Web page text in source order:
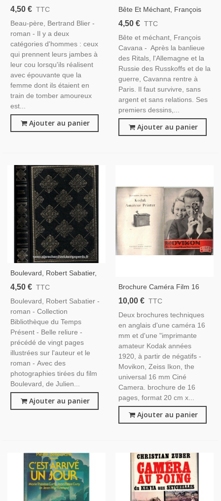
1983 - Cinéma, Patrick
4,50 € TTC
Beau-père, Bertrand Blier -
roman - Il y a deux
catégories d'hommes : ceux
qui prennent leurs jambes à
leur cou lorsqu'ils réalisent
avec épouvante que la
femme dont ils étaient en
train de tomber amoureux
est...
Ajouter au panier
Bête Et Méchant, François
Cavanna, 1984 - Hara-Kiri,
Biographie
4,50 € TTC
Bête et méchant, François
Cavana - Après la banlieue
des Ritals, l'Allemagne et la
Russie des Russkoffs et de la
guerre, Cavanna rentre à
Paris. Il faut survivre, sans
argent et sans relations. Ses
premiers dessins,...
Ajouter au panier
Boulevard, Robert Sabatier,
1975 - Pigalle, Cinéma,
Léaud, Magali Noël, Pierre
Mondy,
4,50 € TTC
Boulevard, Robert Sabatier -
roman - Collection
Bibliothèque du Temps
Présent - Belle reliure -
précédé de vingt pages
illustrées sur l'auteur et le
roman - Avec des
photographies tirées du film
Boulevard, de Julien...
Ajouter au panier
Brochure Caméra Film 16
Mm, Movikon Ciné Camera
Printer, 1920 - Appareils
Photo, Cinéma
10,00 € TTC
Deux brochures techniques
en anglais d'une caméra 16
mm et d'une "imprimante
amateur Kodak années
1920, à partir de négatifs -
Movikon, Zeiss Ikon, the
universal 16 mm Ciné
Camera. brochure de 16
pages, format 20 cm x...
Ajouter au panier